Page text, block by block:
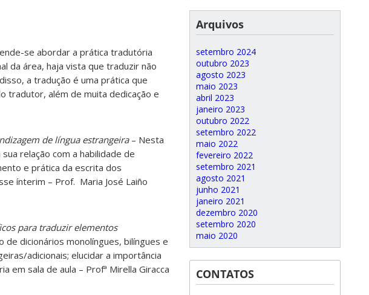
se abordar a prática tradutória
da área, haja vista que traduzir não
a tradução é uma prática que
tradutor, além de muita dedicação e
de língua estrangeira– Nesta
relação com a habilidade de
e prática da escrita dos
ínterim – Prof. Maria José Laiño
para traduzir elementos
dicionários monolíngues, bilíngues e
adicionais; elucidar a importância
sala de aula – Profª Mirella Giracca
Arquivos
setembro 2024
outubro 2023
agosto 2023
maio 2023
abril 2023
janeiro 2023
outubro 2022
setembro 2022
maio 2022
fevereiro 2022
setembro 2021
agosto 2021
junho 2021
janeiro 2021
dezembro 2020
setembro 2020
maio 2020
CONTATOS